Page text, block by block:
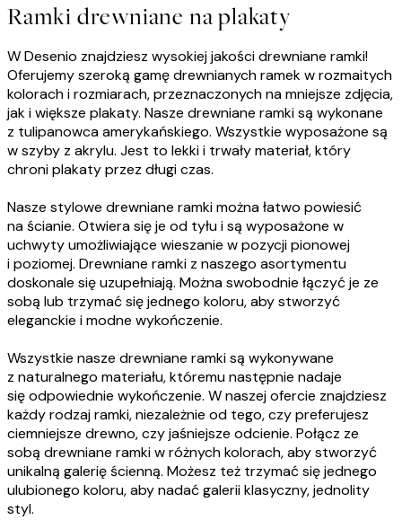
Ramki drewniane na plakaty
W Desenio znajdziesz wysokiej jakości drewniane ramki!
Oferujemy szeroką gamę drewnianych ramek w rozmaitych
kolorach i rozmiarach, przeznaczonych na mniejsze zdjęcia,
jak i większe plakaty. Nasze drewniane ramki są wykonane
z tulipanowca amerykańskiego. Wszystkie wyposażone są
w szyby z akrylu. Jest to lekki i trwały materiał, który
chroni plakaty przez długi czas.
Nasze stylowe drewniane ramki można łatwo powiesić
na ścianie. Otwiera się je od tyłu i są wyposażone w
uchwyty umożliwiające wieszanie w pozycji pionowej
i poziomej. Drewniane ramki z naszego asortymentu
doskonale się uzupełniają. Można swobodnie łączyć je ze
sobą lub trzymać się jednego koloru, aby stworzyć
eleganckie i modne wykończenie.
Wszystkie nasze drewniane ramki są wykonywane
z naturalnego materiału, któremu następnie nadaje
się odpowiednie wykończenie. W naszej ofercie znajdziesz
każdy rodzaj ramki, niezależnie od tego, czy preferujesz
ciemniejsze drewno, czy jaśniejsze odcienie. Połącz ze
sobą drewniane ramki w różnych kolorach, aby stworzyć
unikalną galerię ścienną. Możesz też trzymać się jednego
ulubionego koloru, aby nadać galerii klasyczny, jednolity
styl.